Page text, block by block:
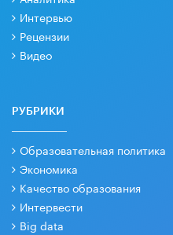
Интервью
Рецензии
Видео
РУБРИКИ
Образовательная политика
Экономика
Качество образования
Интервести
Big data